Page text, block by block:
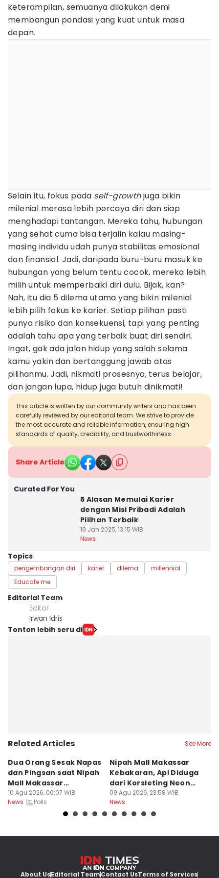
keterampilan, semuanya dilakukan demi
membangun pondasi yang kuat untuk masa
depan.
Selain itu, fokus pada self-growthjuga bikin
milenial merasa lebih percaya diri dan siap
menghadapi tantangan. Mereka tahu, hubungan
yang sehat cuma bisa terjalin kalau masing-
masing individu udah punya stabilitas emosional
dan finansial. Jadi, daripada buru-buru masuk ke
hubungan yang belum tentu cocok, mereka lebih
milih untuk memperbaiki diri dulu. Bijak, kan?
Nah, itu dia 5 dilema utama yang bikin milenial
lebih pilih fokus ke karier. Setiap pilihan pasti
punya risiko dan konsekuensi, tapi yang penting
adalah tahu apa yang terbaik buat diri sendiri.
Ingat, gak ada jalan hidup yang salah selama
kamu yakin dan bertanggung jawab atas
pilihanmu. Jadi, nikmati prosesnya, terus belajar,
dan jangan lupa, hidup juga butuh dinikmati!
This article is written by our community writers and has been
carefully reviewed by our editorial team. We strive to provide
the most accurate and reliable information, ensuring high
standards of quality, credibility, and trustworthiness.
Share Article
Curated For You
5 Alasan Memulai Karier
dengan Misi Pribadi Adalah
Pilihan Terbaik
19 Jan 2025, 13:15 WIB
News
Topics
pengembangan diri karier dilema
millennial
Educate me
Editorial Team
Editor
Irwan Idris
Tonton lebih seru di
Related Articles See More
Dua Orang Sesak Napas
dan Pingsan saat Nipah
Mall Makassar
Kebakaran
10 Agu 2026, 00:07 WIB
News
Polls
Nipah Mall Makassar
Kebakaran, Api Diduga
dari Korsleting Neon
Box
09 Agu 2026, 23:58 WIB
News
About UsEditorial TeamContact UsTerms of Services